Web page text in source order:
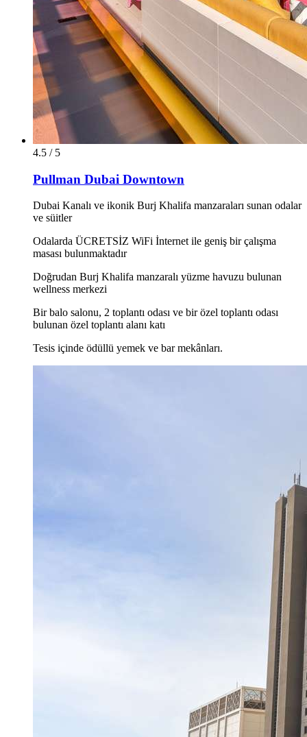
4.5 / 5
Pullman Dubai Downtown
Dubai Kanalı ve ikonik Burj Khalifa manzaraları sunan odalar
ve süitler
Odalarda ÜCRETSİZ WiFi İnternet ile geniş bir çalışma
masası bulunmaktadır
Doğrudan Burj Khalifa manzaralı yüzme havuzu bulunan
wellness merkezi
Bir balo salonu, 2 toplantı odası ve bir özel toplantı odası
bulunan özel toplantı alanı katı
Tesis içinde ödüllü yemek ve bar mekânları.